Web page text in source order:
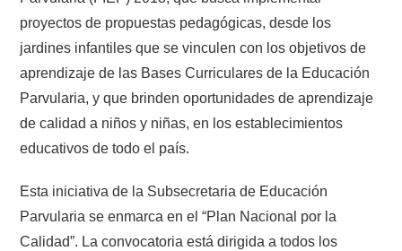
proyectos de propuestas pedagógicas, desde los
jardines infantiles que se vinculen con los objetivos de
aprendizaje de las Bases Curriculares de la Educación
Parvularia, y que brinden oportunidades de aprendizaje
de calidad a niños y niñas, en los establecimientos
educativos de todo el país.
Esta iniciativa de la Subsecretaria de Educación
Parvularia se enmarca en el “Plan Nacional por la
Calidad”. La convocatoria está dirigida a todos los